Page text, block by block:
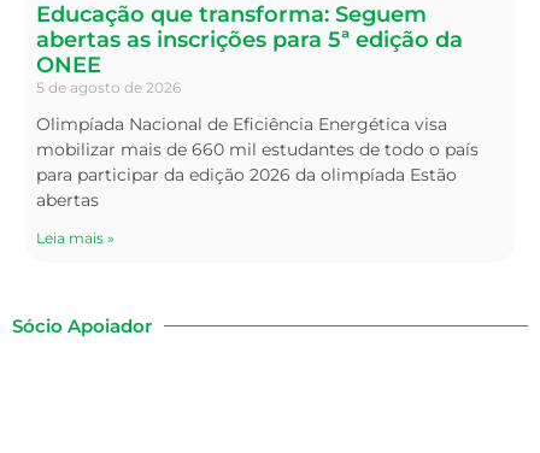
Educação que transforma: Seguem
abertas as inscrições para 5ª edição da
ONEE
5 de agosto de 2026
Olimpíada Nacional de Eficiência Energética visa
mobilizar mais de 660 mil estudantes de todo o país
para participar da edição 2026 da olimpíada Estão
abertas
Leia mais »
Sócio Apoiador